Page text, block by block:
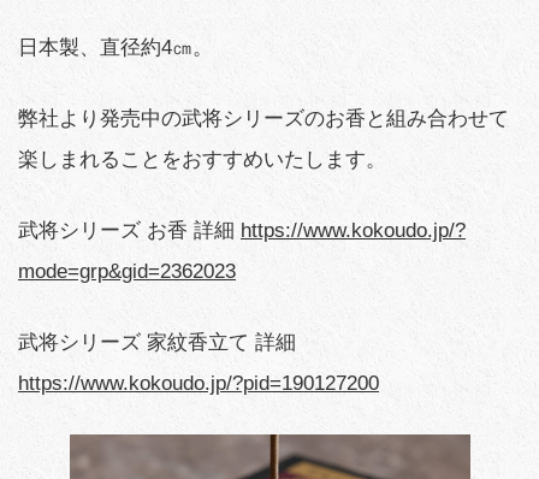
日本製、直径約4㎝。
弊社より発売中の武将シリーズのお香と組み合わせて
楽しまれることをおすすめいたします。
武将シリーズ お香 詳細 https://www.kokoudo.jp/?
mode=grp&gid=2362023
武将シリーズ 家紋香立て 詳細
https://www.kokoudo.jp/?pid=190127200